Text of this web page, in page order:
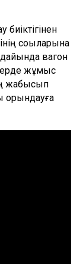
соққыларына
вагон
жұмыс
жабысып
орындауға